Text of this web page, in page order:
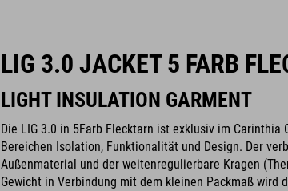
LIG 3.0 JACKET 5 FARB
LIGHT INSULATION GARMENT
Die LIG 3.0 in 5Farb Flecktarn ist exklusiv im
Bereichen Isolation, Funktionalität und Design. Der
Außenmaterial und der weitenregulierbare Kragen
Gewicht in Verbindung mit dem kleinen Packmaß